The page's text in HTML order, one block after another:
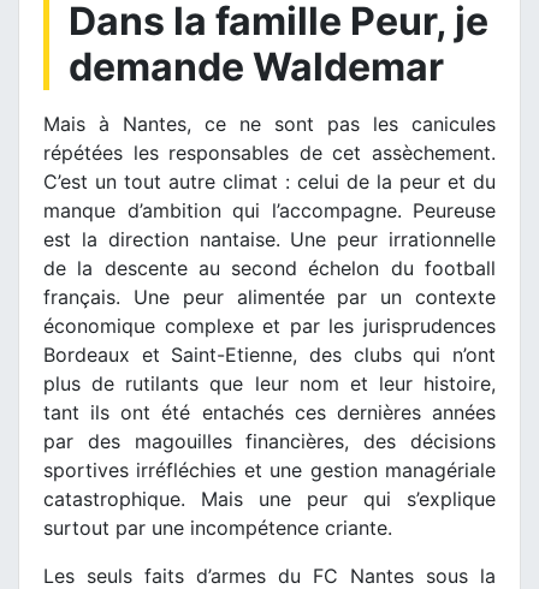
Dans la famille Peur, je
demande Waldemar
Mais à Nantes, ce ne sont pas les canicules
répétées les responsables de cet assèchement.
C’est un tout autre climat : celui de la peur et du
manque d’ambition qui l’accompagne. Peureuse
est la direction nantaise. Une peur irrationnelle
de la descente au second échelon du football
français. Une peur alimentée par un contexte
économique complexe et par les jurisprudences
Bordeaux et Saint-Etienne, des clubs qui n’ont
plus de rutilants que leur nom et leur histoire,
tant ils ont été entachés ces dernières années
par des magouilles financières, des décisions
sportives irréfléchies et une gestion managériale
catastrophique. Mais une peur qui s’explique
surtout par une incompétence criante.
Les seuls faits d’armes du FC Nantes sous la